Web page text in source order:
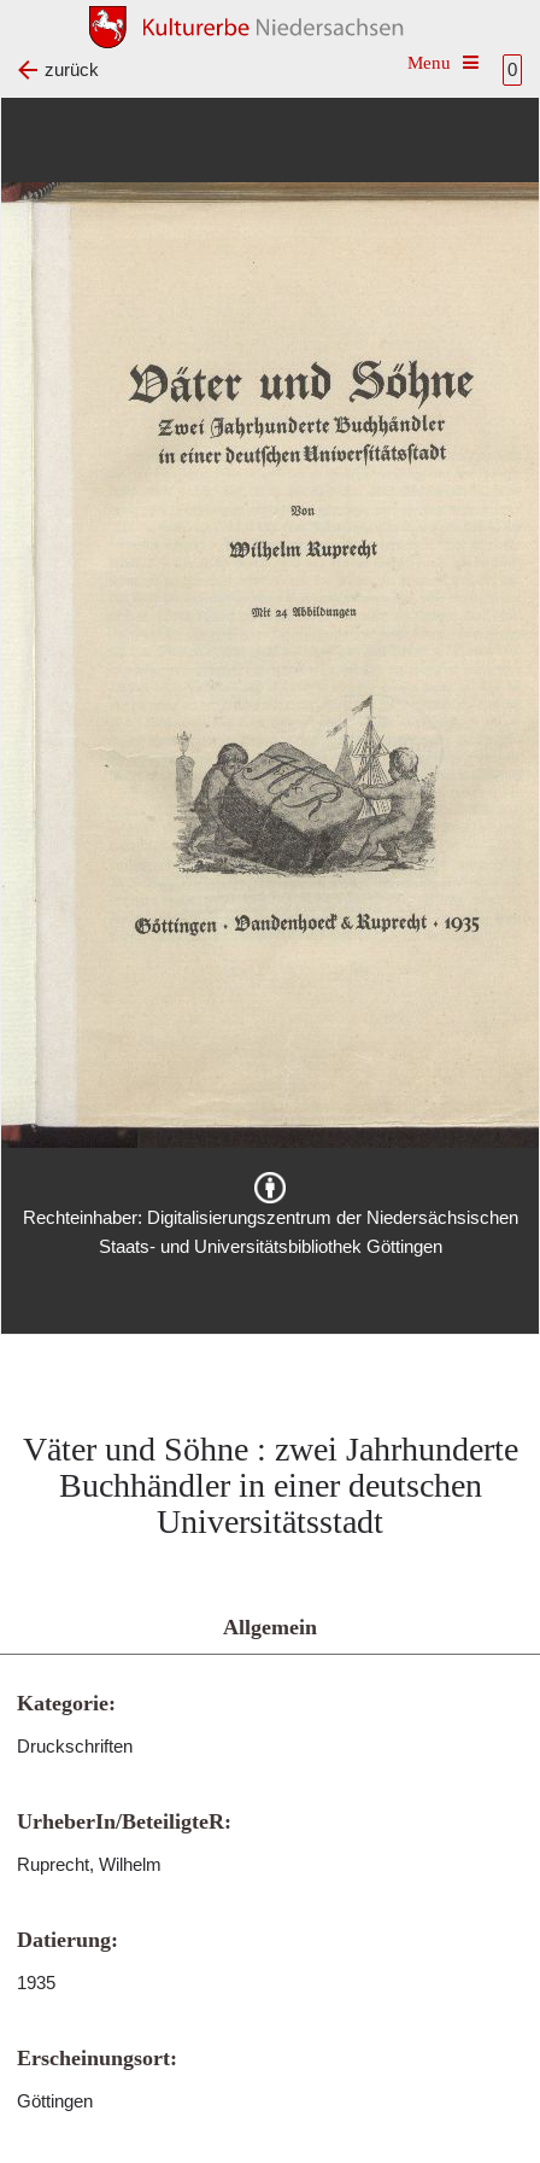
0
Toggle
zurück
Rechteinhaber: Digitalisierungszentrum der Niedersächsischen
Staats- und Universitätsbibliothek Göttingen
Väter und Söhne : zwei Jahrhunderte
Buchhändler in einer deutschen
Universitätsstadt
Allgemein
Kategorie:
Druckschriften
UrheberIn/BeteiligteR:
Ruprecht, Wilhelm
Datierung:
1935
Erscheinungsort:
Göttingen